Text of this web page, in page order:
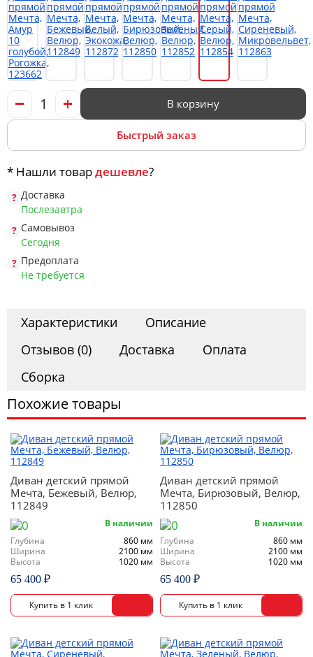
В корзину
Быстрый заказ
* Нашли товардешевле?
Доставка
Послезавтра
Самовывоз
Сегодня
Предоплата
Не требуется
Характеристики
Описание
Отзывов (0)
Доставка
Оплата
Сборка
Похожие товары
Диван детский прямой
Мечта, Бежевый, Велюр,
112849
В наличии
Глубина
860 мм
Ширина
2100 мм
Высота
1020 мм
65 400 ₽
Диван детский прямой
Мечта, Бирюзовый, Велюр,
112850
В наличии
Глубина
860 мм
Ширина
2100 мм
Высота
1020 мм
65 400 ₽